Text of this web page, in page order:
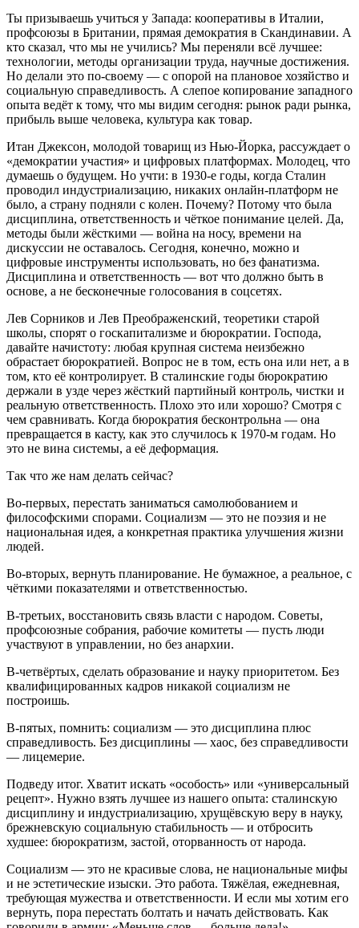
Ты призываешь учиться у Запада: кооперативы в Италии,
профсоюзы в Британии, прямая демократия в Скандинавии. А
кто сказал, что мы не учились? Мы переняли всё лучшее:
технологии, методы организации труда, научные достижения.
Но делали это по‑своему — с опорой на плановое хозяйство и
социальную справедливость. А слепое копирование западного
опыта ведёт к тому, что мы видим сегодня: рынок ради рынка,
прибыль выше человека, культура как товар.
Итан Джексон, молодой товарищ из Нью‑Йорка, рассуждает о
«демократии участия» и цифровых платформах. Молодец, что
думаешь о будущем. Но учти: в 1930‑е годы, когда Сталин
проводил индустриализацию, никаких онлайн‑платформ не
было, а страну подняли с колен. Почему? Потому что была
дисциплина, ответственность и чёткое понимание целей. Да,
методы были жёсткими — война на носу, времени на
дискуссии не оставалось. Сегодня, конечно, можно и
цифровые инструменты использовать, но без фанатизма.
Дисциплина и ответственность — вот что должно быть в
основе, а не бесконечные голосования в соцсетях.
Лев Сорников и Лев Преображенский, теоретики старой
школы, спорят о госкапитализме и бюрократии. Господа,
давайте начистоту: любая крупная система неизбежно
обрастает бюрократией. Вопрос не в том, есть она или нет, а в
том, кто её контролирует. В сталинские годы бюрократию
держали в узде через жёсткий партийный контроль, чистки и
реальную ответственность. Плохо это или хорошо? Смотря с
чем сравнивать. Когда бюрократия бесконтрольна — она
превращается в касту, как это случилось к 1970‑м годам. Но
это не вина системы, а её деформация.
Так что же нам делать сейчас?
Во‑первых, перестать заниматься самолюбованием и
философскими спорами. Социализм — это не поэзия и не
национальная идея, а конкретная практика улучшения жизни
людей.
Во‑вторых, вернуть планирование. Не бумажное, а реальное, с
чёткими показателями и ответственностью.
В‑третьих, восстановить связь власти с народом. Советы,
профсоюзные собрания, рабочие комитеты — пусть люди
участвуют в управлении, но без анархии.
В‑четвёртых, сделать образование и науку приоритетом. Без
квалифицированных кадров никакой социализм не
построишь.
В‑пятых, помнить: социализм — это дисциплина плюс
справедливость. Без дисциплины — хаос, без справедливости
— лицемерие.
Подведу итог. Хватит искать «особость» или «универсальный
рецепт». Нужно взять лучшее из нашего опыта: сталинскую
дисциплину и индустриализацию, хрущёвскую веру в науку,
брежневскую социальную стабильность — и отбросить
худшее: бюрократизм, застой, оторванность от народа.
Социализм — это не красивые слова, не национальные мифы
и не эстетические изыски. Это работа. Тяжёлая, ежедневная,
требующая мужества и ответственности. И если мы хотим его
вернуть, пора перестать болтать и начать действовать. Как